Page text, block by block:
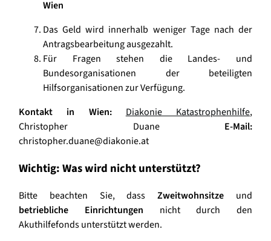
Wien
Das Geld wird innerhalb weniger Tage nach der
Antragsbearbeitung ausgezahlt.
Für Fragen stehen die Landes- und
Bundesorganisationen der beteiligten
Hilfsorganisationen zur Verfügung.
Kontakt in Wien:
Diakonie Katastrophenhilfe,
Christopher Duane E-Mail:
christopher.duane@diakonie.at
Wichtig: Was wird nicht unterstützt?
Bitte beachten Sie, dassZweitwohnsitze und
betriebliche Einrichtungen nicht durch den
Akuthilfefonds unterstützt werden.